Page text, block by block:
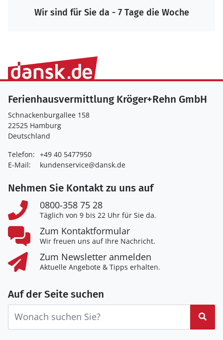
Wir sind für Sie da - 7 Tage die Woche
Ferienhausvermittlung Kröger+Rehn GmbH
Schnackenburgallee 158
22525 Hamburg
Deutschland
Telefon: +49 40 5477950
E-Mail:
kundenservice@dansk.de
Nehmen Sie Kontakt zu uns auf
0800-358 75 28
Täglich von 9 bis 22 Uhr für Sie da.
Zum Kontaktformular
Wir freuen uns auf Ihre Nachricht.
Zum Newsletter anmelden
Aktuelle Angebote & Tipps erhalten.
Auf der Seite suchen